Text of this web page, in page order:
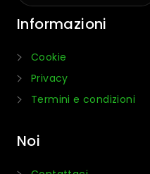
Informazioni
Cookie
Privacy
Termini e condizioni
Noi